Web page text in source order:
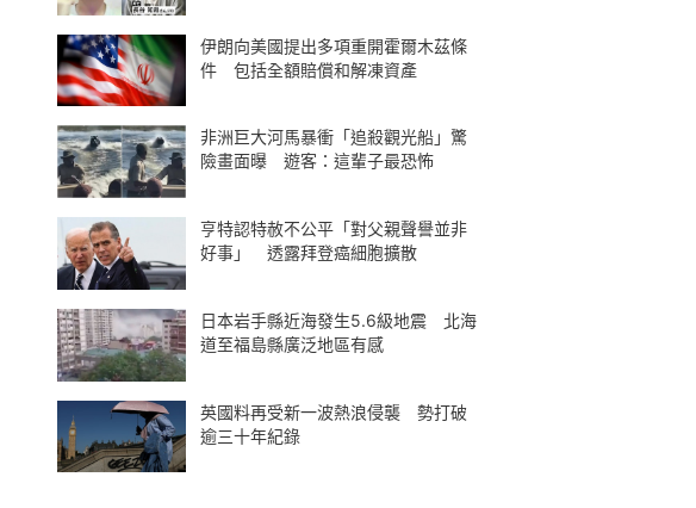
伊朗向美國提出多項重開霍爾木茲條
件 包括全額賠償和解凍資產
非洲巨大河馬暴衝「追殺觀光船」驚
險畫面曝 遊客：這輩子最恐怖
亨特認特赦不公平「對父親聲譽並非
好事」 透露拜登癌細胞擴散
日本岩手縣近海發生5.6級地震 北海
道至福島縣廣泛地區有感
英國料再受新一波熱浪侵襲 勢打破
逾三十年紀錄